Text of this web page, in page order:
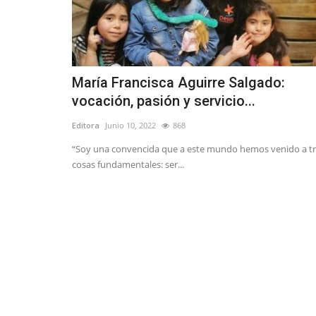
María Francisca Aguirre Salgado:
vocación, pasión y servicio...
Editora Junio 10, 2022 868
“Soy una convencida que a este mundo hemos venido a
cosas fundamentales: ser...